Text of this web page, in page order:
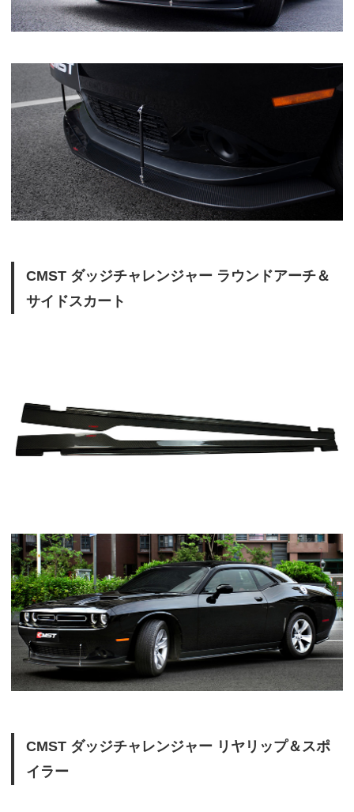
CMST ダッジチャレンジャー ラウンドアーチ＆
サイドスカート
CMST ダッジチャレンジャー リヤリップ＆スポ
イラー